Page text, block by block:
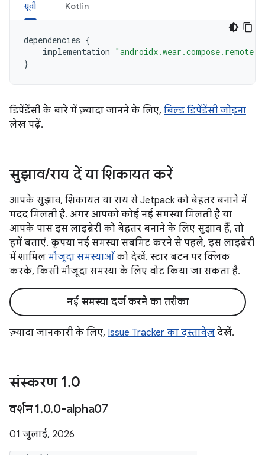
ग्रूवी Kotlin
dependencies {
implementation
}
डिपेंडेंसी के बारे में ज़्यादा जानने के लिए, बिल्ड डिपेंडेंसी जोड़ना
लेख पढ़ें.
सुझाव/राय दें या शिकायत करें
आपके सुझाव, शिकायत या राय से Jetpack को बेहतर बनाने में
मदद मिलती है. अगर आपको कोई नई समस्या मिलती है या
आपके पास इस लाइब्रेरी को बेहतर बनाने के लिए सुझाव हैं, तो
हमें बताएं. कृपया नई समस्या सबमिट करने से पहले, इस लाइब्रेरी
में शामिल मौजूदा समस्याओं को देखें. स्टार बटन पर क्लिक
करके, किसी मौजूदा समस्या के लिए वोट किया जा सकता है.
नई समस्या दर्ज करने का तरीका
ज़्यादा जानकारी के लिए, Issue Tracker का दस्तावेज़ देखें.
संस्करण 1.0
वर्शन 1.0.0-alpha07
01 जुलाई, 2026